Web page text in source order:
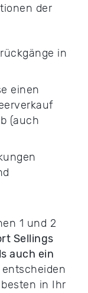
der
in
einen
(auch
1 und 2
Sellings
auch ein
in Ihr